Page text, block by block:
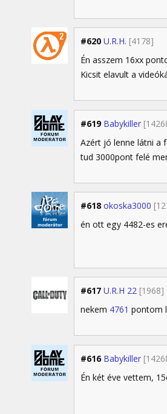
#620 U.R.H. [4178]
Én asszem 16xx
Kicsit elavult a
#619 Babykiller
Azért jó lenne látni a
tud 3000pont felé
#618 okoska3000
én ott egy 4482-es
#617 U.R.H 22 [1968]
nekem 4761 pontom
#616 Babykiller
Én két éve vettem,